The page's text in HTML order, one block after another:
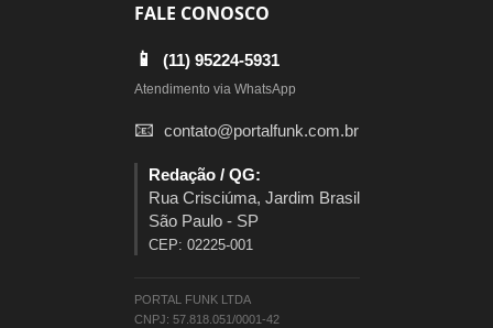
FALE CONOSCO
📱 (11) 95224-5931
Atendimento via WhatsApp
📧 contato@portalfunk.com.br
Redação / QG:
Rua Crisciúma, Jardim Brasil
São Paulo - SP
CEP: 02225-001
PORTAL FUNK LTDA
CNPJ: 57.818.051/0001-42